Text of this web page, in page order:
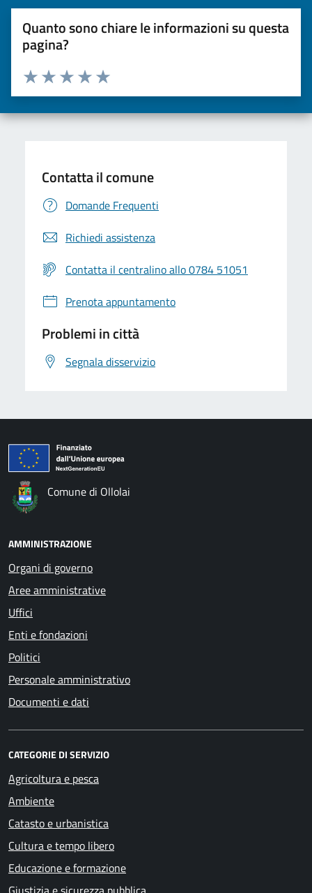
Quanto sono chiare le informazioni su questa
pagina?
Valuta da 1 a 5 stelle la pagina
Valuta 5 stelle su 5
Valuta 4 stelle su 5
Valuta 3 stelle su 5
Valuta 2 stelle su 5
Valuta una stella su 5
Contatta il comune
Domande Frequenti
Richiedi assistenza
Contatta il centralino allo 0784 51051
Prenota appuntamento
Problemi in città
Segnala disservizio
Comune di Ollolai
AMMINISTRAZIONE
Organi di governo
Aree amministrative
Uffici
Enti e fondazioni
Politici
Personale amministrativo
Documenti e dati
CATEGORIE DI SERVIZIO
Agricoltura e pesca
Ambiente
Catasto e urbanistica
Cultura e tempo libero
Educazione e formazione